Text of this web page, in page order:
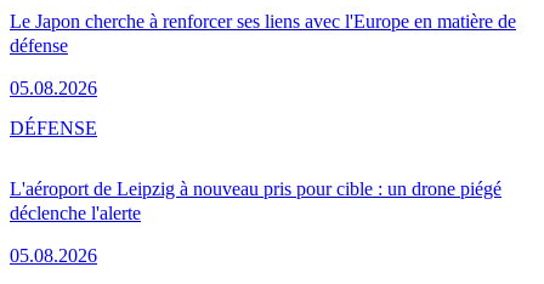
Le Japon cherche à renforcer ses liens avec l'Europe en matière de
défense
05.08.2026
L'aéroport de Leipzig à nouveau pris pour cible : un drone piégé
déclenche l'alerte
05.08.2026
DÉFENSE